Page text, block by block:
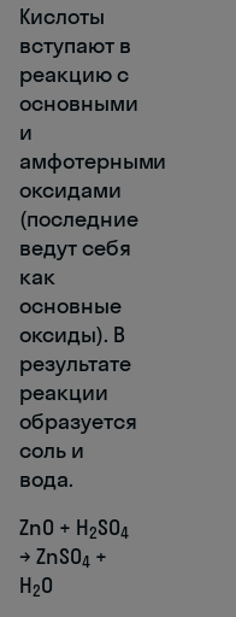
Кислоты
вступают в
реакцию с
основными
и
амфотерными
оксидами
(последние
ведут себя
как
основные
оксиды). В
результате
реакции
образуется
соль и
вода.
ZnO + H2SO4
→ ZnSO4 +
H2O